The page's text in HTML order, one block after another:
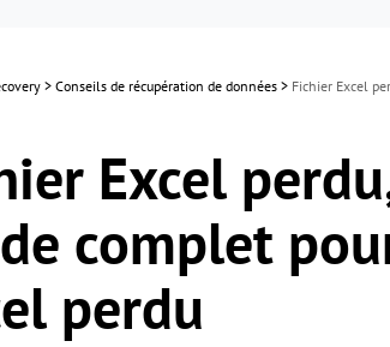
> Conseils de récupération de données > Fichier Excel
Excel
complet
perdu